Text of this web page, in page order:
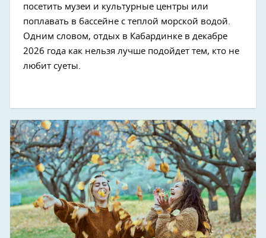
посетить музеи и культурные центры или
поплавать в бассейне с теплой морской водой.
Одним словом, отдых в Кабардинке в декабре
2026 года как нельзя лучше подойдет тем, кто не
любит суеты.